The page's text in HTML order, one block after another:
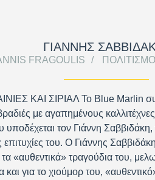
ΓΙΑΝΝΗΣ
FRAGOULIS
ΚΑΙ ΣΙΡΙΑΛ Το Blue Marlin
με αγαπημένους
υποδέχεται τον Γιάννη
επιτυχίες του. Ο Γιάννης
«αυθεντικά» τραγούδια του,
και για το χιούμορ του,